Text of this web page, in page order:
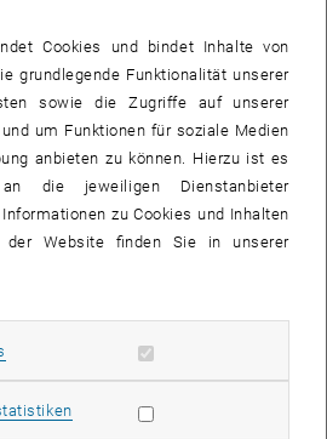
in den bestehenden
Bauingenieurwesen der TU Wien am
Untersuchung der Bauteile
(Bauphysik, Tragfähigkeit,
und Wirtschaftsstandorts und schafft
durch Pionierunternehmen im Bereich
Structures and Systems
Cookies und bindet Inhalte von
grundlegende Funktionalität unserer
sowie die Zugriffe auf unserer
um Funktionen für soziale Medien
anbieten zu können. Hierzu ist es
die jeweiligen Dienstanbieter
zu Cookies und Inhalten
der Website finden Sie in unserer
Erforderliche Cookies zulassen
Statistik Cookies zulassen